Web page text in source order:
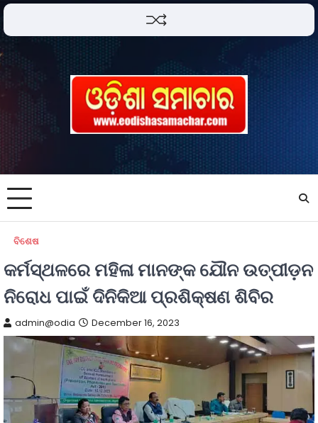
ବିଶେଷ
କର୍ମସ୍ଥଳରେ ମହିଳା ମାନଙ୍କ ଯୌନ ଉତ୍ପୀଡ଼ନ
ନିରୋଧ ପାଇଁ ଦିନିକିଆ ପ୍ରଶିକ୍ଷଣ ଶିବିର
admin@odia December 16, 2023